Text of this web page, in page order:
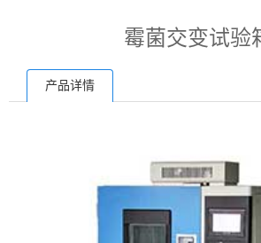
霉菌交变试验
产品详情